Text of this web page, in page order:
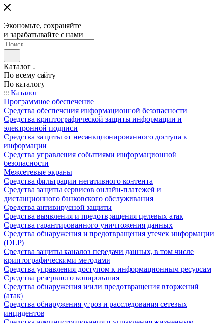
Экономьте, сохраняйте
и зарабатывайте с нами
Каталог
По всему сайту
По каталогу
Каталог
Программное обеспечение
Средства обеспечения информационной безопасности
Средства криптографической защиты информации и
электронной подписи
Средства защиты от несанкционированного доступа к
информации
Средства управления событиями информационной
безопасности
Межсетевые экраны
Средства фильтрации негативного контента
Средства защиты сервисов онлайн-платежей и
дистанционного банковского обслуживания
Средства антивирусной защиты
Средства выявления и предотвращения целевых атак
Средства гарантированного уничтожения данных
Средства обнаружения и предотвращения утечек информации
(DLP)
Средства защиты каналов передачи данных, в том числе
криптографическими методами
Средства управления доступом к информационным ресурсам
Средства резервного копирования
Средства обнаружения и/или предотвращения вторжений
(атак)
Средства обнаружения угроз и расследования сетевых
инцидентов